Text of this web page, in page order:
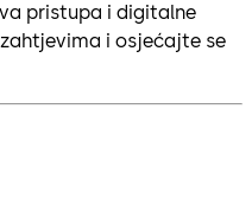
pristupa i digitalne
i osjećajte se